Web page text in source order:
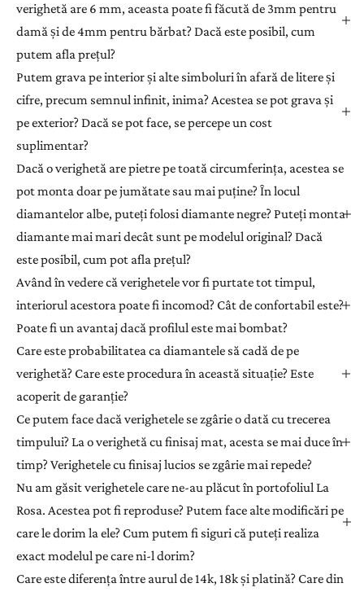
verighetă are 6 mm, aceasta poate fi făcută de 3mm pentru
damă și de 4mm pentru bărbat? Dacă este posibil, cum
putem afla prețul?
Putem grava pe interior și alte simboluri în afară de litere și
cifre, precum semnul infinit, inima? Acestea se pot grava și
pe exterior? Dacă se pot face, se percepe un cost
suplimentar?
Dacă o verighetă are pietre pe toată circumferința, acestea se
pot monta doar pe jumătate sau mai puține? În locul
diamantelor albe, puteți folosi diamante negre? Puteți monta
diamante mai mari decât sunt pe modelul original? Dacă
este posibil, cum pot afla prețul?
Având în vedere că verighetele vor fi purtate tot timpul,
interiorul acestora poate fi incomod? Cât de confortabil este?
Poate fi un avantaj dacă profilul este mai bombat?
Care este probabilitatea ca diamantele să cadă de pe
verighetă? Care este procedura în această situație? Este
acoperit de garanție?
Ce putem face dacă verighetele se zgârie o dată cu trecerea
timpului? La o verighetă cu finisaj mat, acesta se mai duce în
timp? Verighetele cu finisaj lucios se zgârie mai repede?
Nu am găsit verighetele care ne-au plăcut în portofoliul La
Rosa. Acestea pot fi reproduse? Putem face alte modificări pe
care le dorim la ele? Cum putem fi siguri că puteți realiza
exact modelul pe care ni-l dorim?
Care este diferența între aurul de 14k, 18k și platină? Care din